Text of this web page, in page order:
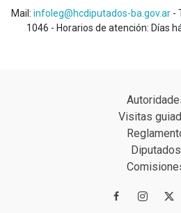
Mail: infoleg@hcdiputados-ba.gov.ar -
1046 - Horarios de atención: Días
Visitas
Diputados
